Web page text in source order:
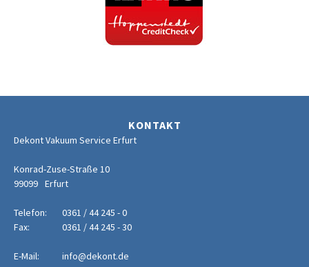
KONTAKT
Dekont Vakuum Service Erfurt
Konrad-Zuse-Straße 10
99099 Erfurt
Telefon:
0361 / 44 245 - 0
Fax:
0361 / 44 245 - 30
E-Mail: info@dekont.de